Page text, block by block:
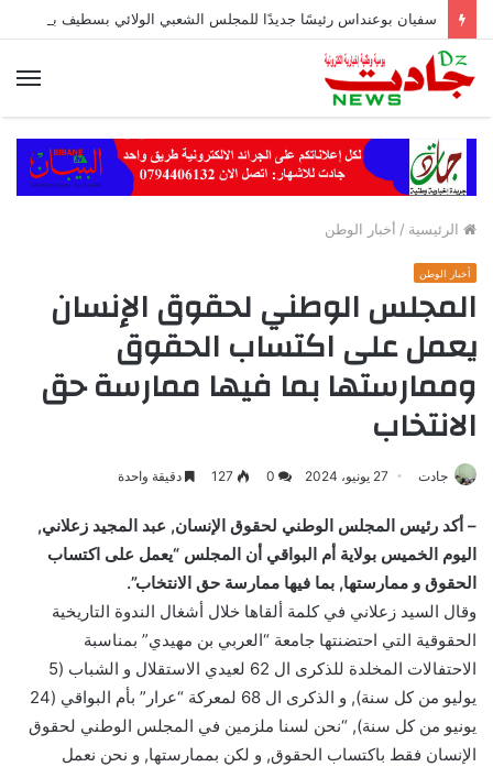
الرئيسية / أخبار الوطن
أخبار الوطن
المجلس الوطني لحقوق الإنسان
يعمل على اكتساب الحقوق
وممارستها بما فيها ممارسة حق
الانتخاب
جادت 27 يونيو، 2024 0
127 دقيقة واحدة
– أكد رئيس المجلس الوطني لحقوق الإنسان, عبد المجيد زعلاني,
اليوم الخميس بولاية أم البواقي أن المجلس “يعمل على اكتساب
الحقوق و ممارستها, بما فيها ممارسة حق الانتخاب”.
وقال السيد زعلاني في كلمة ألقاها خلال أشغال الندوة التاريخية
الحقوقية التي احتضنتها جامعة “العربي بن مهيدي” بمناسبة
الاحتفالات المخلدة للذكرى ال 62 لعيدي الاستقلال و الشباب (5
يوليو من كل سنة), و الذكرى ال 68 لمعركة “عرار” بأم البواقي (24
يونيو من كل سنة), “نحن لسنا ملزمين في المجلس الوطني لحقوق
الإنسان فقط باكتساب الحقوق, و لكن بممارستها, و نحن نعمل